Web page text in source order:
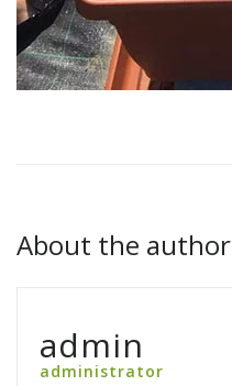
About the author
admin
administrator